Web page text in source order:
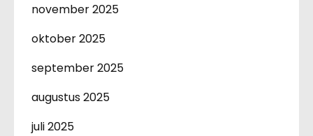
november 2025
oktober 2025
september 2025
augustus 2025
juli 2025